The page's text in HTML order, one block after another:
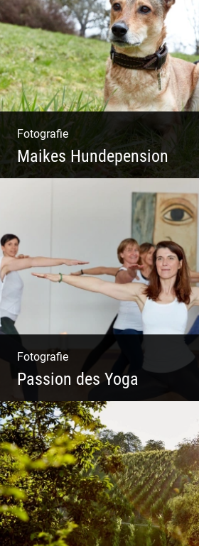
Fotografie
Maikes Hundepension
Tierisch lebendiges Shooting
Fotografie
Passion des Yoga
Ein herzliches Team